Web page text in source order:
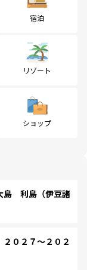
宿泊
リゾート
ショップ
利島（伊豆諸
０２７～２０２